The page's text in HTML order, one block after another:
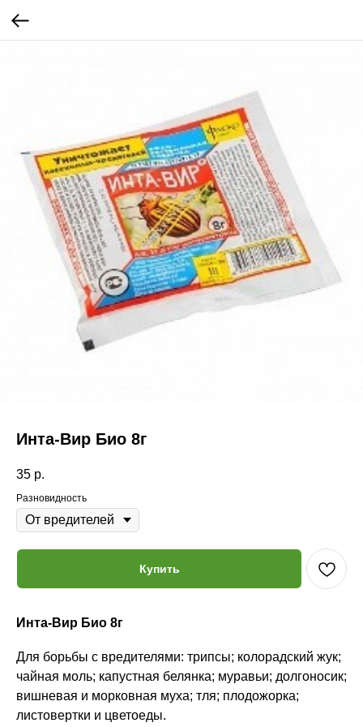
Инта-Вир Био 8г
35 р.
Разновидность
Купить
Инта-Вир Био 8г
Для борьбы с вредителями: трипсы; колорадский жук;
чайная моль; капустная белянка; муравьи; долгоносик;
вишневая и морковная муха; тля; плодожорка;
листовертки и цветоеды.